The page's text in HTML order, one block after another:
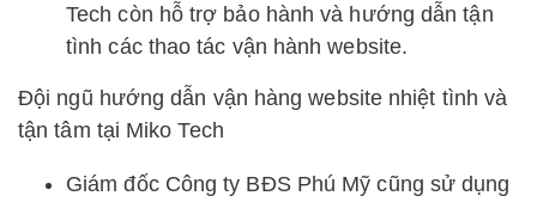
Tech còn hỗ trợ bảo hành và hướng dẫn tận
tình các thao tác vận hành website.
Đội ngũ hướng dẫn vận hàng website nhiệt tình và
tận tâm tại Miko Tech
Giám đốc Công ty BĐS Phú Mỹ cũng sử dụng